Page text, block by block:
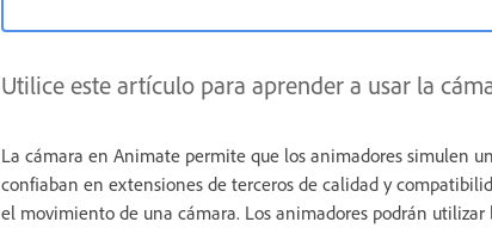
Utilice este artículo para aprender a usar la
La cámara en Animate permite que los animadores simulen
confiaban en extensiones de terceros de calidad y
el movimiento de una cámara. Los animadores podrán